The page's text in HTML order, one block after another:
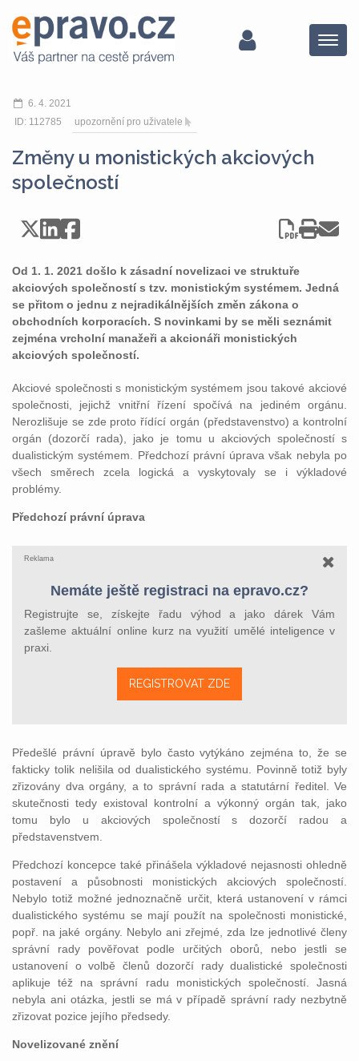
Menu
6. 4. 2021
ID: 112785
upozornění pro uživatele
Změny u monistických akciových
společností
Od 1. 1. 2021 došlo k zásadní novelizaci ve struktuře
akciových společností s tzv. monistickým systémem. Jedná
se přitom o jednu z nejradikálnějších změn zákona o
obchodních korporacích. S novinkami by se měli seznámit
zejména vrcholní manažeři a akcionáři monistických
akciových společností.
Akciové společnosti s monistickým systémem jsou takové akciové
společnosti, jejichž vnitřní řízení spočívá na jediném orgánu.
Nerozlišuje se zde proto řídící orgán (představenstvo) a kontrolní
orgán (dozorčí rada), jako je tomu u akciových společností s
dualistickým systémem. Předchozí právní úprava však nebyla po
všech směrech zcela logická a vyskytovaly se i výkladové
problémy.
Předchozí právní úprava
Reklama
Nemáte ještě registraci na epravo.cz?
Registrujte se, získejte řadu výhod a jako dárek Vám
zašleme aktuální online kurz na využití umělé inteligence v
praxi.
REGISTROVAT ZDE
Předešlé právní úpravě bylo často vytýkáno zejména to, že se
fakticky tolik nelišila od dualistického systému. Povinně totiž byly
zřizovány dva orgány, a to správní rada a statutární ředitel. Ve
skutečnosti tedy existoval kontrolní a výkonný orgán tak, jako
tomu bylo u akciových společností s dozorčí radou a
představenstvem.
Předchozí koncepce také přinášela výkladové nejasnosti ohledně
postavení a působnosti monistických akciových společností.
Nebylo totiž možné jednoznačně určit, která ustanovení v rámci
dualistického systému se mají použít na společnosti monistické,
popř. na jaké orgány. Nebylo ani zřejmé, zda lze jednotlivé členy
správní rady pověřovat podle určitých oborů, nebo jestli se
ustanovení o volbě členů dozorčí rady dualistické společnosti
aplikuje též na správní radu monistických společností. Jasná
nebyla ani otázka, jestli se má v případě správní rady nezbytně
zřizovat pozice jejího předsedy.
Novelizované znění